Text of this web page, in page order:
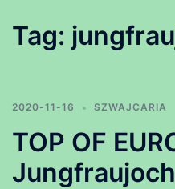
Tag:
2020-11-16 SZWAJCARIA
TOP OF
Jungfraujoch